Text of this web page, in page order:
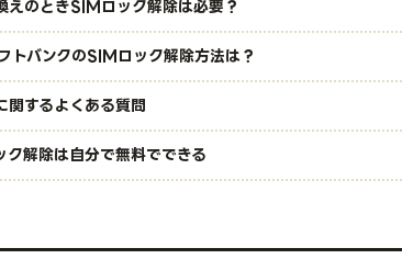
えのときSIMロック解除は必要？
トバンクのSIMロック解除方法は？
関するよくある質問
ク解除は自分で無料でできる